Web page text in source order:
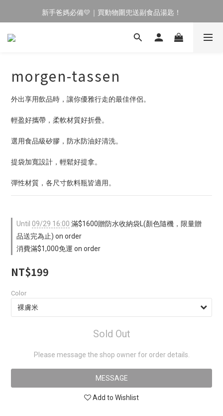
🔥 新會員專屬｜首購現折 $100！🔥
新手爸媽必備💛｜買動物圍兜送副食品湯匙！
育兒神隊友✨｜副食品湯匙⏰限時買 1 送 1
morgen-tassen
外出享用飲品時，讓你優雅行走的最佳伴侶。
輕盈好攜帶，柔軟材質好折疊。
選用食品級矽膠，防水防油好清洗。
提袋加寬設計，輕鬆好提拿。
彈性材質，各尺寸飲料瓶皆適用。
Until 09/29 16:00 滿$1600贈防水收納袋L(顏色隨機，限量贈
品送完為止) on order
消費滿$1,000免運 on order
NT$199
Color
Sold Out
Please message the shop owner for order details.
MESSAGE
Add to Wishlist